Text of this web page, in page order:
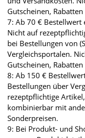
Gutscheinen,
7: Ab 70 €
Nicht auf
bei Bestellungen von
Vergleichsportalen.
Gutscheinen,
8: Ab 150 €
Bestellungen über
rezeptpflichtige
kombinierbar mit
Sonderpreisen.
9: Bei Produkt- und